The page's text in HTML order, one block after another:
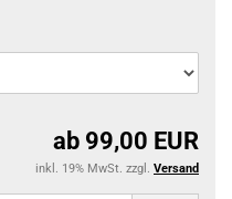
ab 99,00 EUR
inkl. 19% MwSt. zzgl. Versand